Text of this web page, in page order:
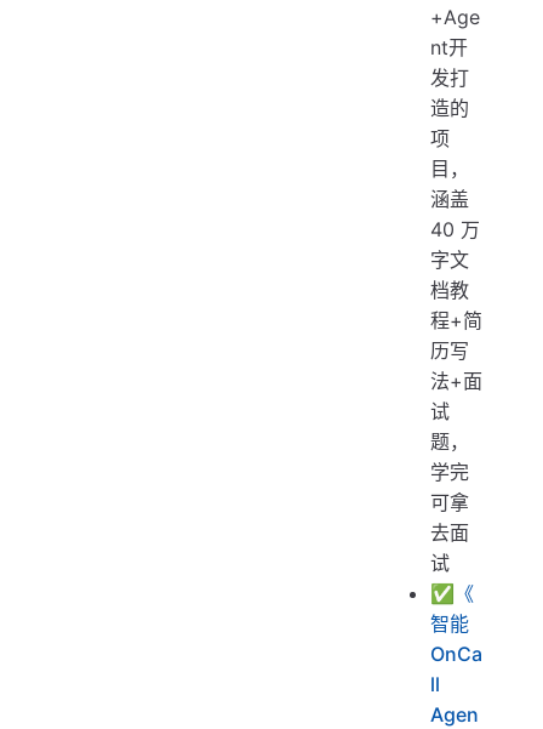
+Age
nt开
发打
造的
项
目，
涵盖
40 万
字文
档教
程+简
历写
法+面
试
题，
学完
可拿
去面
试
✅ 《
智能
OnCa
ll
Agen